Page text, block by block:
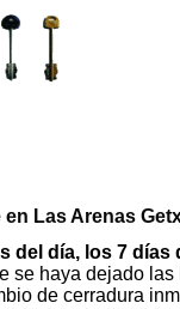
Las Arenas
del día, los 7 días
se haya dejado
de cerradura